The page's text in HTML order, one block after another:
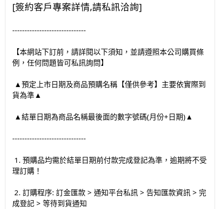
[簽約客戶專案詳情,請私訊洽詢]
------------------------------
【本網站下訂前，請詳閱以下須知，並請遵照本公司購買條
例，任何問題皆可私訊詢問】
▲預定上市日期及商品預購名稱【僅供參考】主要依實際到
貨為準▲
▲結單日期為商品名稱最後面的數字號碼(月份+日期)▲
------------------------------
1. 預購品均需於結單日期前付款完成登記為準，逾期將不受
理訂購！
2. 訂購程序: 訂金匯款 > 通知平台私訊 > 告知匯款資訊 > 完
成登記 > 等待到貨通知